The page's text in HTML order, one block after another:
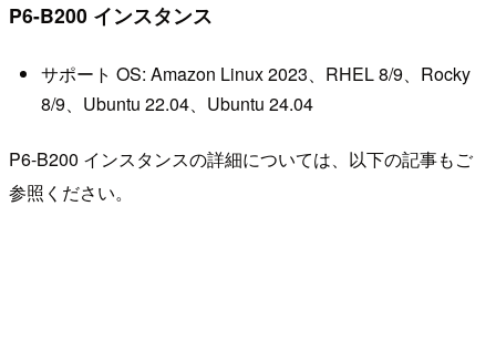
P6-B200 インスタンス
サポート OS: Amazon Linux 2023、RHEL 8/9、Rocky
8/9、Ubuntu 22.04、Ubuntu 24.04
P6-B200 インスタンスの詳細については、以下の記事もご
参照ください。